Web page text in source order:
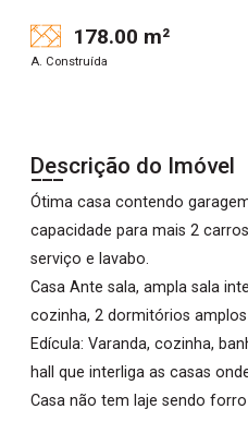
178.00 m²
A. Construída
Descrição do Imóvel
Ótima casa contendo
capacidade para mais 2
serviço e lavabo.
Casa Ante sala, ampla sala
cozinha, 2 dormitórios
Edícula: Varanda, cozinha,
hall que interliga as casas
Casa não tem laje sendo